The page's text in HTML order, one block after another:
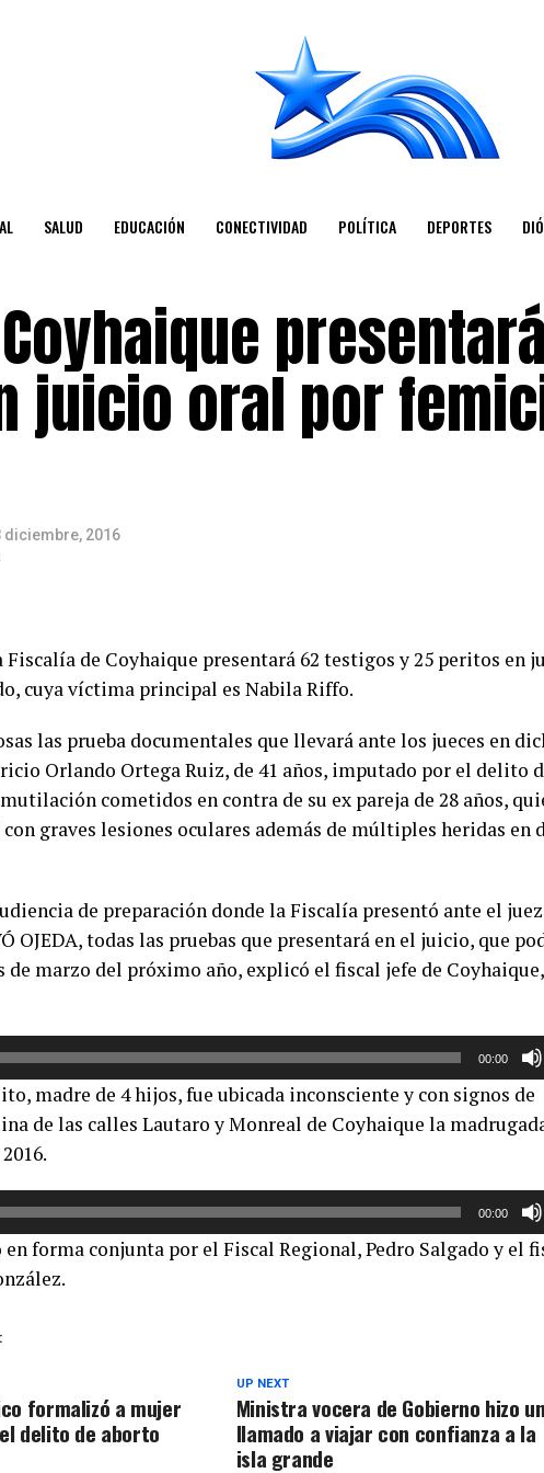
SALUD EDUCACIÓN CONECTIVIDAD POLÍTICA DEPORTES
juicio oral por
diciembre, 2016
de Coyhaique presentará 62 testigos y 25 peritos en
cuya víctima principal es Nabila Riffo.
las prueba documentales que llevará ante los jueces en
Orlando Ortega Ruiz, de 41 años, imputado por el delito
cometidos en contra de su ex pareja de 28 años,
graves lesiones oculares además de múltiples heridas en
de preparación donde la Fiscalía presentó ante el
OJEDA, todas las pruebas que presentará en el juicio, que
marzo del próximo año, explicó el fiscal jefe de
00:00
madre de 4 hijos, fue ubicada inconsciente y con signos de
de las calles Lautaro y Monreal de Coyhaique la
00:00
forma conjunta por el Fiscal Regional, Pedro Salgado y el
UP NEXT
Ministra vocera de Gobierno hizo un
llamado a viajar con confianza a la
isla grande
formalizó a mujer
delito de aborto